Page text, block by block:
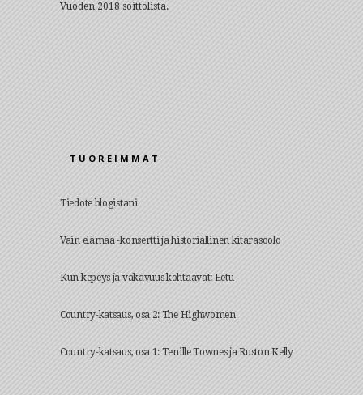
Vuoden 2018 soittolista.
TUOREIMMAT
Tiedote blogistani
Vain elämää -konsertti ja historiallinen kitarasoolo
Kun kepeys ja vakavuus kohtaavat: Eetu
Country-katsaus, osa 2: The Highwomen
Country-katsaus, osa 1: Tenille Townes ja Ruston Kelly